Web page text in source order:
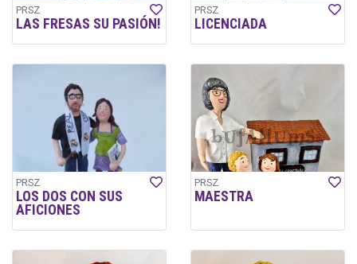
PRSZ
LAS FRESAS SU PASIÓN!
PRSZ
LICENCIADA
PRSZ
LOS DOS CON SUS
AFICIONES
PRSZ
MAESTRA